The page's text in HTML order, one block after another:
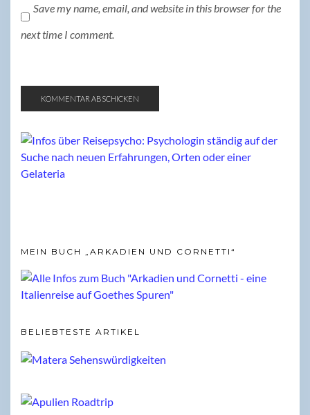
Save my name, email, and website in this browser for the
next time I comment.
MEIN BUCH „ARKADIEN UND CORNETTI“
BELIEBTESTE ARTIKEL